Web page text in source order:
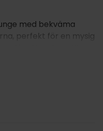
med bekväma
perfekt för en mysig
läser eller arbetar.
traditionella
Kro var